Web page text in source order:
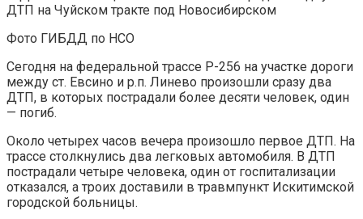
Фото ГИБДД по НСО
Сегодня на федеральной трассе Р-256 на участке дороги
между ст. Евсино и р.п. Линево произошли сразу два
ДТП, в которых пострадали более десяти человек, один
— погиб.
Около четырех часов вечера произошло первое ДТП. На
трассе столкнулись два легковых автомобиля. В ДТП
пострадали четыре человека, один от госпитализации
отказался, а троих доставили в травмпункт Искитимской
городской больницы.